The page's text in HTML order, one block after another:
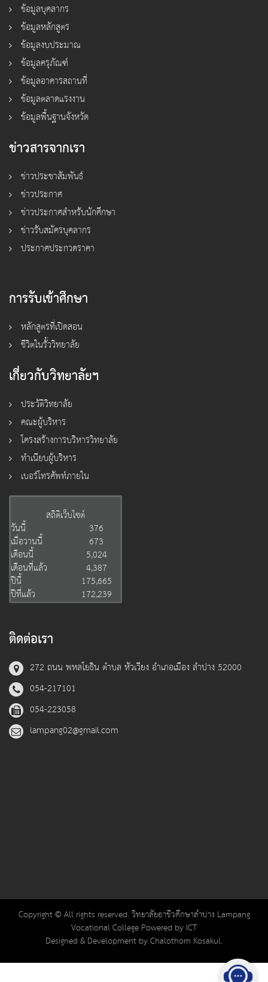
ข้อมูลบุคลากร
ข้อมูลหลักสูตร
ข้อมูลงบประมาณ
ข้อมูลครุภัณฑ์
ข้อมูลอาคารสถานที่
ข้อมูลตลาดแรงงาน
ข้อมูลพื้นฐานจังหวัด
ข่าวสารจากเรา
ข่าวประชาสัมพันธ์
ข่าวประกาศ
ข่าวประกาศสำหรับนักศึกษา
ข่าวรับสมัครบุคลากร
ประกาศประกวดราคา
การรับเข้าศึกษา
หลักสูตรที่เปิดสอน
ชีวิตในรั้ววิทยาลัย
เกี่ยวกับวิทยาลัยฯ
ประวัติวิทยาลัย
คณะผู้บริหาร
โครงสร้างการบริหารวิทยาลัย
ทำเนียบผู้บริหาร
เบอร์โทรศัพท์ภายใน
สถิติเว็บไซต์
วันนี้
376
เมื่อวานนี้
673
เดือนนี้
5,024
เดือนที่แล้ว
4,387
ปีนี้
175,665
ปีที่แล้ว
172,239
ติดต่อเรา
272 ถนน พหลโยธิน ตำบล หัวเวียง อำเภอเมือง ลำปาง 52000
054-217101
054-223058
lampang02@gmail.com
Copyright © All rights reserved. วิทยาลัยอาชีวศึกษาลำปาง Lampang
Vocational College Powered by ICT
Designed & Development by Chalothorn Kosakul.